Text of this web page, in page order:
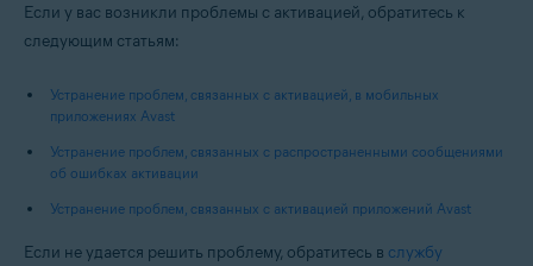
Если у вас возникли проблемы с активацией, обратитесь к
следующим статьям:
Устранение проблем, связанных с активацией, в мобильных
приложениях Avast
Устранение проблем, связанных с распространенными сообщениями
об ошибках активации
Устранение проблем, связанных с активацией приложений Avast
Если не удается решить проблему, обратитесь в службу